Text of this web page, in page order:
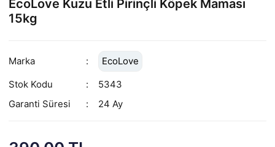
EcoLove Kuzu Etli Pirinçli Köpek Maması
15kg
Marka
EcoLove
Stok Kodu
5343
Garanti Süresi
24 Ay